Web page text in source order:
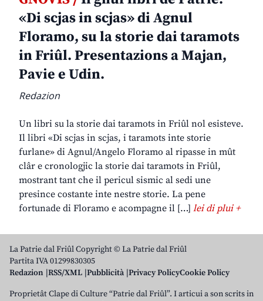
«Di scjas in scjas» di Agnul
Floramo, su la storie dai taramots
in Friûl. Presentazions a Majan,
Pavie e Udin.
Redazion
Un libri su la storie dai taramots in Friûl nol esisteve.
Il libri «Di scjas in scjas, i taramots inte storie
furlane» di Agnul/Angelo Floramo al ripasse in mût
clâr e cronologjic la storie dai taramots in Friûl,
mostrant tant che il pericul sismic al sedi une
presince costante inte nestre storie. La pene
fortunade di Floramo e acompagne il […] lei di plui +
La Patrie dal Friûl Copyright © La Patrie dal Friûl
Partita IVA 01299830305
Redazion RSS/XML Pubblicità Privacy PolicyCookie Policy
Proprietât Clape di Culture “Patrie dal Friûl”. I articui a son scrits in